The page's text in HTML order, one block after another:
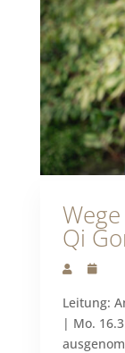
Qi
Leitung:
| Mo.